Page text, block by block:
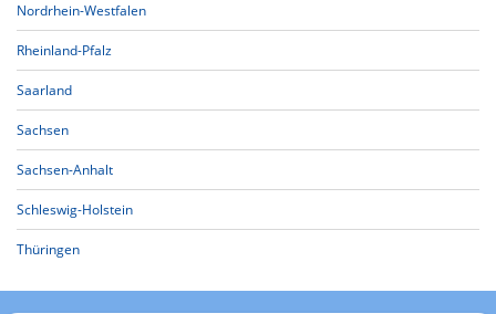
Nordrhein-Westfalen
Rheinland-Pfalz
Saarland
Sachsen
Sachsen-Anhalt
Schleswig-Holstein
Thüringen